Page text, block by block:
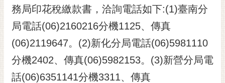
務局印花稅繳款書，洽詢電話如下:(1)臺南分
局電話(06)2160216分機1125、傳真
(06)2119647。(2)新化分局電話(06)5981110
分機2402、傳真(06)5982153。(3)新營分局電
話(06)6351141分機3311、傳真